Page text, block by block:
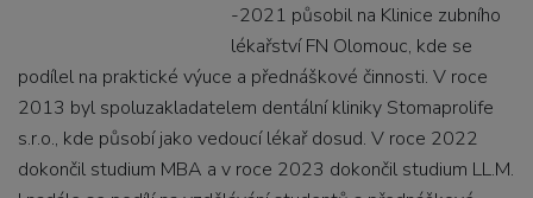
-2021 působil na Klinice zubního
lékařství FN Olomouc, kde se
podílel na praktické výuce a přednáškové činnosti. V roce
2013 byl spoluzakladatelem dentální kliniky Stomaprolife
s.r.o., kde působí jako vedoucí lékař dosud. V roce 2022
dokončil studium MBA a v roce 2023 dokončil studium LL.M.